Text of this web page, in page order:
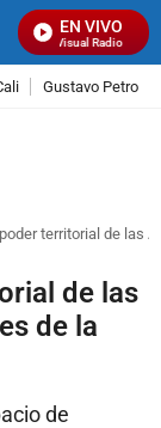
EN VIVO
Señal Visual Radio
Gustavo Petro
territorial de las
de las
de la
de